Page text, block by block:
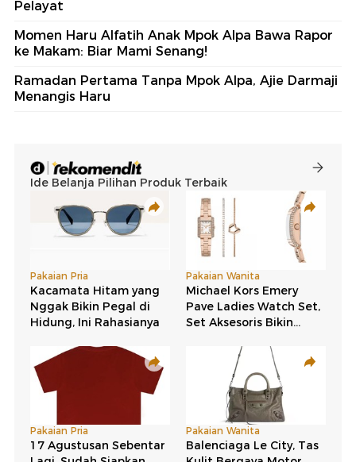
Pelayat
Momen Haru Alfatih Anak Mpok Alpa Bawa Rapor
ke Makam: Biar Mami Senang!
Ramadan Pertama Tanpa Mpok Alpa, Ajie Darmaji
Menangis Haru